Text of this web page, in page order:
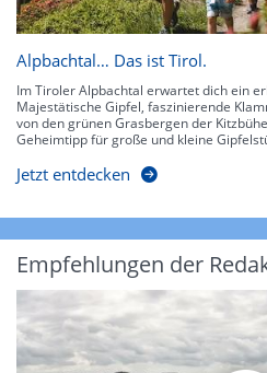
Alpbachtal… Das ist Tirol.
Im Tiroler Alpbachtal erwartet dich ein
Majestätische Gipfel, faszinierende
von den grünen Grasbergen der
Geheimtipp für große und kleine
Jetzt entdecken
Empfehlungen der